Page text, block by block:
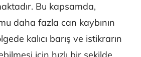
Bu kapsamda,
daha fazla can kaybının
kalıcı barış ve istikrarın